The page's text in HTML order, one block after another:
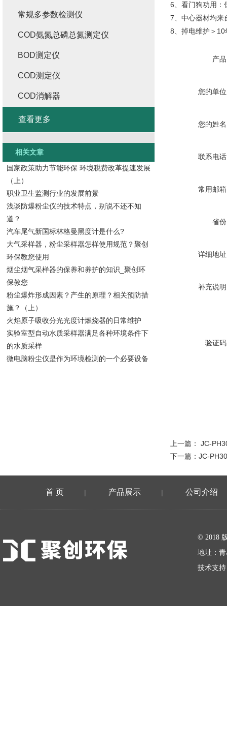
6、看门狗功用：
7、中心器材均来
8、掉电维护＞10
产
您的单
您的姓
联系电
常用邮
省
详细地
补充说
验证
上一篇： JC-
下一篇： JC-
常规多参数检测仪
COD氨氮总磷总氮测定仪
BOD测定仪
COD测定仪
COD消解器
查看更多
相关文章
国家政策助力节能环保 环境税费改革提速发展
（上）
职业卫生监测行业的发展前景
浅谈防爆粉尘仪的技术特点，别说不还不知
道？
汽车尾气新国标林格曼黑度计是什么?
大气采样器，粉尘采样器怎样使用规范？聚创
环保教您使用
烟尘烟气采样器的保养和养护的知识_聚创环
保教您
粉尘爆炸形成因素？产生的原理？相关预防措
施？（上）
火焰原子吸收分光光度计燃烧器的日常维护
实验室型自动水质采样器满足各种环境条件下
的水质采样
微电脑粉尘仪是作为环境检测的一个必要设备
首 页 | 产品展示 | 公司介绍
© 2018
地址：
技术支